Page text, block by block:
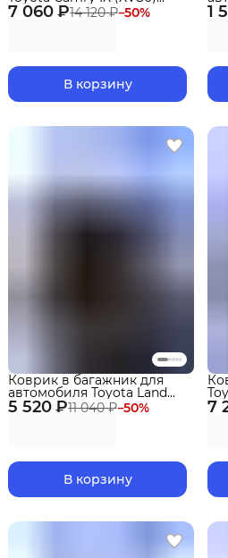
7 060 ₽14 120 ₽−50%
(2024-) Premium в cалон
В корзину
1
5 520 ₽11 040 ₽−50%
Коврик в багажник для
автомобиля Toyota Land
Cruiser Prado 250 (2023-)
сложен.3 ряд.EVA 3D
В корзину
7